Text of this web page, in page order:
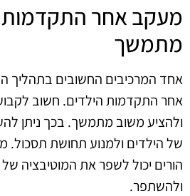
מעקב אחר התקדמות
מתמשך
אחד המרכיבים החשובים בתהליך
אחר התקדמות הילדים. חשוב
ולהציע משוב מתמשך. בכך ניתן
של הילדים ולמנוע תחושת תסכול.
הורים יכול לשפר את המוטיבציה
ולהשתפר.